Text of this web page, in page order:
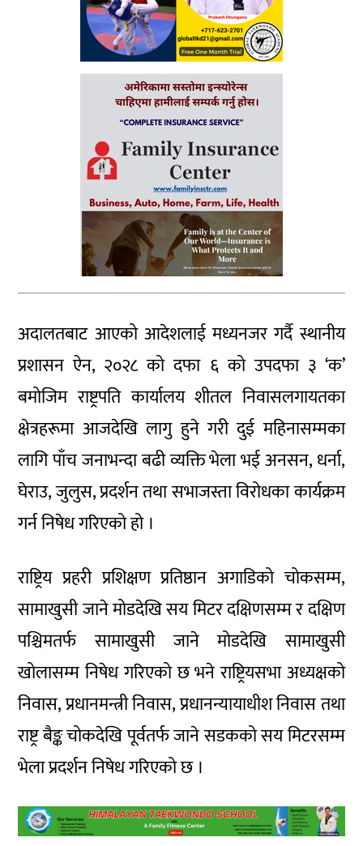
अदालतबाट आएको आदेशलाई मध्यनजर गर्दै स्थानीय
प्रशासन ऐन, २०२८ को दफा ६ को उपदफा ३ ‘क’
बमोजिम राष्ट्रपति कार्यालय शीतल निवासलगायतका
क्षेत्रहरूमा आजदेखि लागु हुने गरी दुई महिनासम्मका
लागि पाँच जनाभन्दा बढी व्यक्ति भेला भई अनसन, धर्ना,
घेराउ, जुलुस, प्रदर्शन तथा सभाजस्ता विरोधका कार्यक्रम
गर्न निषेध गरिएको हो ।
राष्ट्रिय प्रहरी प्रशिक्षण प्रतिष्ठान अगाडिको चोकसम्म,
सामाखुसी जाने मोडदेखि सय मिटर दक्षिणसम्म र दक्षिण
पश्चिमतर्फ सामाखुसी जाने मोडदेखि सामाखुसी
खोलासम्म निषेध गरिएको छ भने राष्ट्रियसभा अध्यक्षको
निवास, प्रधानमन्त्री निवास, प्रधानन्यायाधीश निवास तथा
राष्ट्र बैङ्क चोकदेखि पूर्वतर्फ जाने सडकको सय मिटरसम्म
भेला प्रदर्शन निषेध गरिएको छ ।